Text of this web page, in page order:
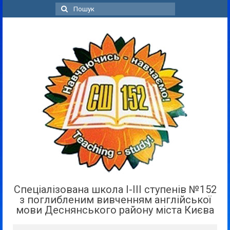
Пошук
для:
Спеціалізована школа І-ІІІ ступенів №152
з поглибленим вивченням англійської
мови Деснянського району міста Києва